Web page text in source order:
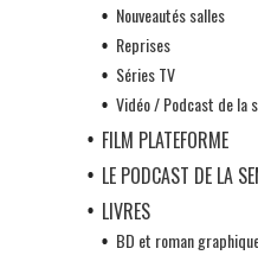
Nouveautés salles
Reprises
Séries TV
Vidéo / Podcast de la
FILM PLATEFORME
LE PODCAST DE LA
LIVRES
BD et roman